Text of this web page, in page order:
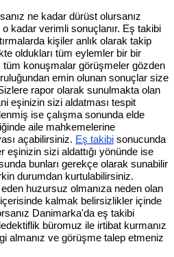
ne kadar dürüst olursanız
kadar verimli sonuçlanır. Eş takibi
kişiler anlık olarak takip
oldukları tüm eylemler bir bir
tüm konuşmalar görüşmeler gözden
emin olunan sonuçlar size
rapor olarak sunulmakta olan
eşinizin sizi aldatması tespit
ise çalışma sonunda elde
aile mahkemelerine
açabilirsiniz. Eş takibi sonucunda
eşinizin sizi aldattığı yönünde ise
bunları gerekçe olarak sunabilir
durumdan kurtulabilirsiniz.
eden huzursuz olmanıza neden olan
kalmak belirsizlikler içinde
Danimarka'da eş takibi
büromuz ile irtibat kurmanız
almanız ve görüşme talep etmeniz